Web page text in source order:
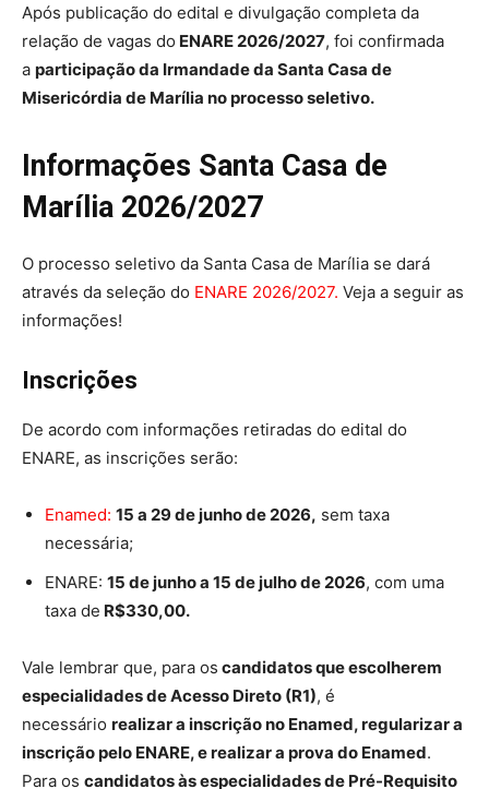
Após publicação do edital e divulgação completa da
relação de vagas do ENARE 2026/2027, foi confirmada
a participação da Irmandade da Santa Casa de
Misericórdia de Marília no processo seletivo.
Informações Santa Casa de
Marília 2026/2027
O processo seletivo da Santa Casa de Marília se dará
através da seleção do ENARE 2026/2027. Veja a seguir as
informações!
Inscrições
De acordo com informações retiradas do edital do
ENARE, as inscrições serão:
Enamed: 15 a 29 de junho de 2026, sem taxa
necessária;
ENARE: 15 de junho a 15 de julho de 2026, com uma
taxa de R$330,00.
Vale lembrar que, para os candidatos que escolherem
especialidades de Acesso Direto (R1), é
necessário realizar a inscrição no Enamed, regularizar a
inscrição pelo ENARE, e realizar a prova do Enamed.
Para os candidatos às especialidades de Pré-Requisito